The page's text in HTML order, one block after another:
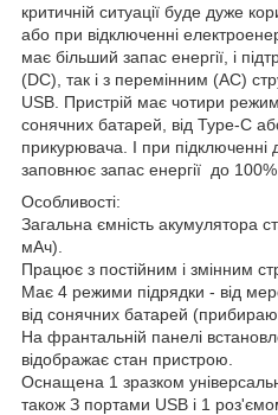
критичній ситуації буде дуже
або при відключенні
має більший запас енергії, і
(DC), так і з перемінним (AC)
USB. Пристрій має чотири
сонячних батарей, від Туре-C
прикурювача. І при підключенні
заповнює запас енергії до 100%
Особливості:
Загальна ємність акумулятора
мAч).
Працює з постійним і змінним
Має 4 режими підрядки - від
від сонячних батарей
На франтальній панелі
відображає стан пристрою.
Оснащена 1 зразком
також З портами USB і 1